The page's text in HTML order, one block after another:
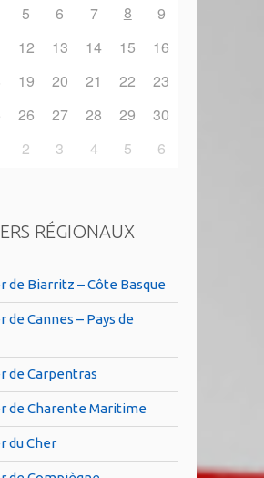
5 6 7 8
9
12 13 14 15
16
19 20 21 22
23
26 27 28 29
30
2 3 4 5 6
RÉGIONAUX
de Biarritz – Côte Basque
de Cannes – Pays de
de Carpentras
de Charente Maritime
du Cher